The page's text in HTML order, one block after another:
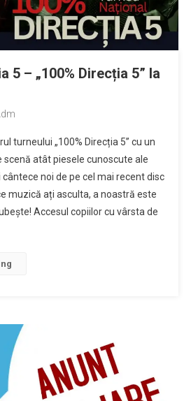
5 – „100% Direcția 5” la
turneului „100% Direcția 5” cu un
scenă atât piesele cunoscute ale
noi de pe cel mai recent disc
muzică ați asculta, a noastră este
Accesul copiilor cu vârsta de